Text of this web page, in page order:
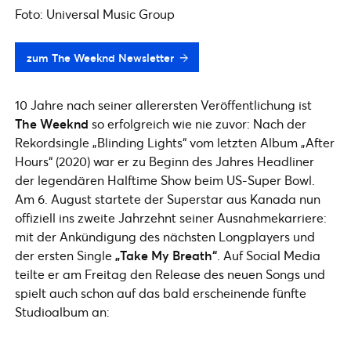
Foto: Universal Music Group
zum The Weeknd Newsletter
10 Jahre nach seiner allerersten Veröffentlichung ist
The Weeknd so erfolgreich wie nie zuvor: Nach der
Rekordsingle „Blinding Lights“ vom letzten Album „After
Hours“ (2020) war er zu Beginn des Jahres Headliner
der legendären Halftime Show beim US-Super Bowl.
Am 6. August startete der Superstar aus Kanada nun
offiziell ins zweite Jahrzehnt seiner Ausnahmekarriere:
mit der Ankündigung des nächsten Longplayers und
der ersten Single„Take My Breath“ . Auf Social Media
teilte er am Freitag den Release des neuen Songs und
spielt auch schon auf das bald erscheinende fünfte
Studioalbum an: